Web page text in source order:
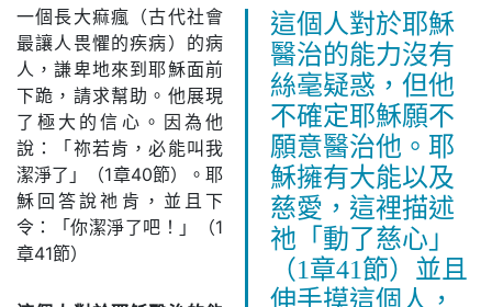
這個人對於耶穌
醫治的能力沒有
絲毫疑惑，但他
不確定耶穌願不
願意醫治他。耶
穌擁有大能以及
慈愛，這裡描述
祂「動了慈心」
（1章41節）並且
伸手摸這個人，
一個長大痲瘋（古代社會
最讓人畏懼的疾病）的病
人，謙卑地來到耶穌面前
下跪，請求幫助。他展現
了極大的信心。因為他
說：「祢若肯，必能叫我
潔淨了」（1章40節）。耶
穌回答說祂肯，並且下
令：「你潔淨了吧！」（1
章41節）